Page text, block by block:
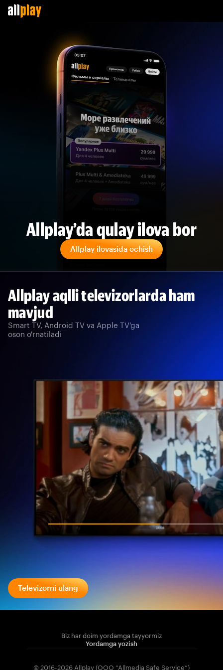
Allplay’da qulay ilova bor
Allplay ilovasida ochish
Allplay aqlli televizorlarda ham
mavjud
Smart TV, Android TV va Apple TV'ga
oson o'rnatiladi
Televizorni ulang
Biz har doim yordamga tayyormiz
Yordamga yozish
© 2016-2026 Allplay (OOO “Allmedia Safe Service”)